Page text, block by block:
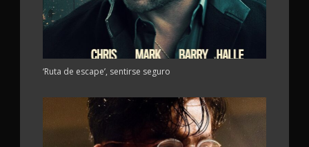
‘Ruta de escape’, sentirse seguro